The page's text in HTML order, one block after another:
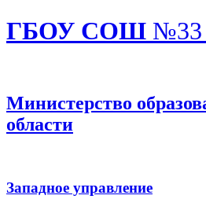
ГБОУ СОШ №33
Министерство
области
Западное управление